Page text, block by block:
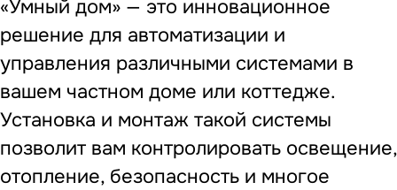
«Умный дом» — это инновационное
решение для автоматизации и
управления различными системами в
вашем частном доме или коттедже.
Установка и монтаж такой системы
позволит вам контролировать освещение,
отопление, безопасность и многое